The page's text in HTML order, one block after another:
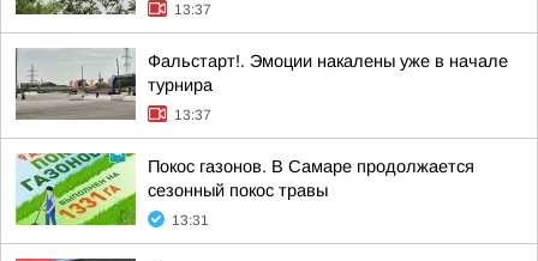
13:37
Фальстарт!. Эмоции накалены уже в начале
турнира
13:37
Покос газонов. В Самаре продолжается
сезонный покос травы
13:31